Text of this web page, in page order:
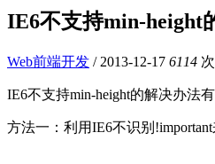
IE6不支持min-height
Web前端开发 / 2013-12-17 6114
IE6不支持min-height的解决办法
方法一：利用IE6不识别